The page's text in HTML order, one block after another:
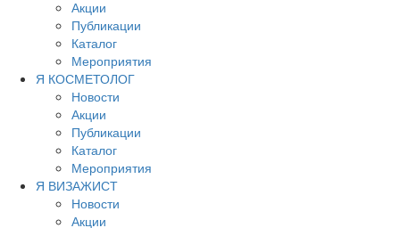
Акции
Публикации
Каталог
Мероприятия
Я КОСМЕТОЛОГ
Новости
Акции
Публикации
Каталог
Мероприятия
Я ВИЗАЖИСТ
Новости
Акции